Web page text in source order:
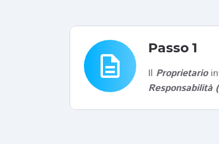
description
Passo 1
Il Proprietario
Responsabilità